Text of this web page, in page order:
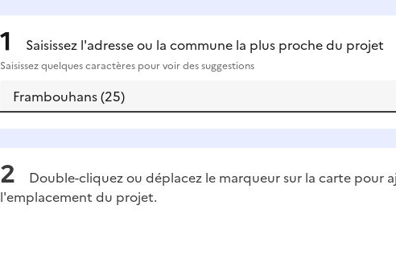
Saisissez l'adresse ou la commune la plus proche du projet
Saisissez quelques caractères pour voir des suggestions
Double-cliquez ou déplacez le marqueur sur la carte pour
l'emplacement du projet.